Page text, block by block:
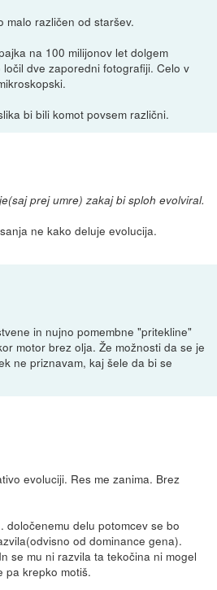
malo različen od staršev.
na 100 milijonov let dolgem
dve zaporedni fotografiji. Celo v
bi bili komot povsem različni.
prej umre) zakaj bi sploh evolviral.
ne kako deluje evolucija.
in nujno pomembne "pritekline"
motor brez olja. Že možnosti da se je
ne priznavam, kaj šele da bi se
evoluciji. Res me zanima. Brez
določenemu delu potomcev se bo
od dominance gena).
se mu ni razvila ta tekočina ni mogel
pa krepko motiš.